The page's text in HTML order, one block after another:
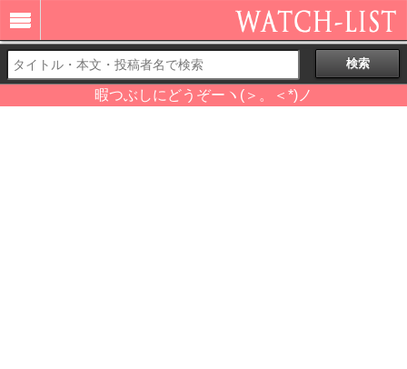
暇つぶしにどうぞーヽ(＞。＜*)ノ